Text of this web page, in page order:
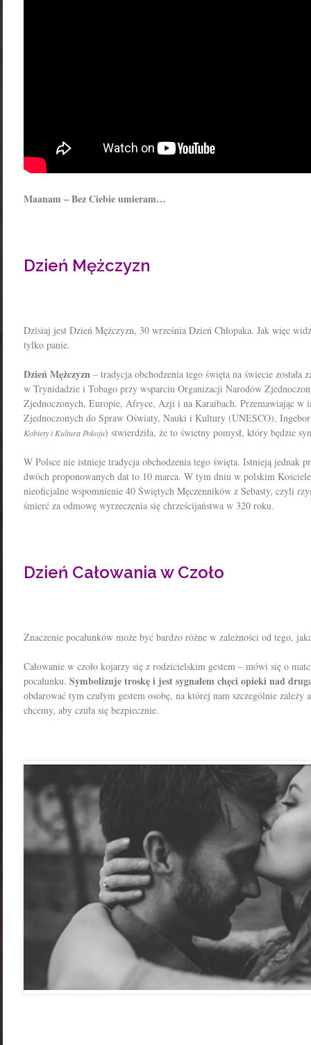
Maanam – Bez Ciebie umieram…
Dzień Mężczyzn
Dzisiaj jest Dzień Mężczyzn, 30 września Dzień Chłopaka. Jak więc
tylko panie.
Dzień Mężczyzn – tradycja obchodzenia tego święta na świecie została
w Trynidadzie i Tobago przy wsparciu Organizacji Narodów
Zjednoczonych, Europie, Afryce, Azji i na Karaibach. Przemawiając w
Zjednoczonych do Spraw Oświaty, Nauki i Kultury (UNESCO),
Kobiety i Kultura Pokoju) stwierdziła, że to świetny pomysł, który będzie
W Polsce nie istnieje tradycja obchodzenia tego święta. Istnieją jednak
dwóch proponowanych dat to 10 marca. W tym dniu w polskim
nieoficjalne wspomnienie 40 Świętych Męczenników z Sebasty, czyli
śmierć za odmowę wyrzeczenia się chrześcijaństwa w 320 roku.
Dzień Całowania w Czoło
Znaczenie pocałunków może być bardzo różne w zależności od tego,
Całowanie w czoło kojarzy się z rodzicielskim gestem – mówi się o
pocałunku. Symbolizuje troskę i jest sygnałem chęci opieki nad
obdarować tym czułym gestem osobę, na której nam szczególnie
chcemy, aby czuła się bezpiecznie.